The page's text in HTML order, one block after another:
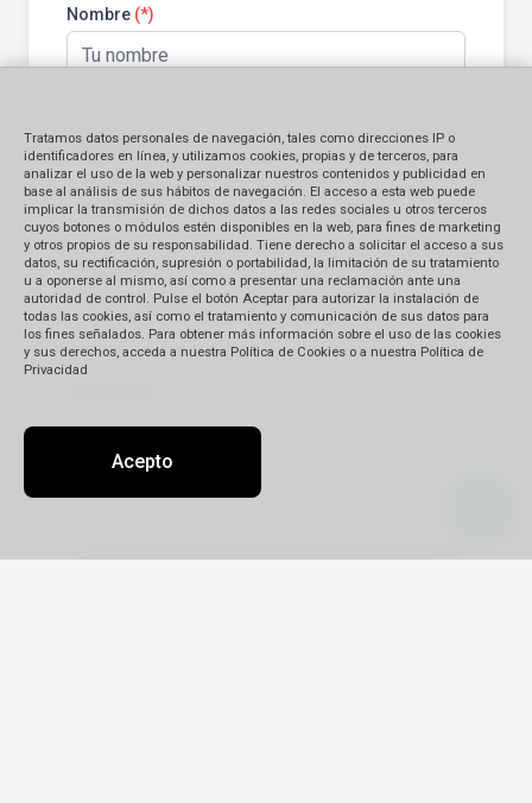
Nombre (*)
Apellido(*)
E-mail(*)
Tratamos datos personales de navegación, tales como direcciones IP o
identificadores en línea, y utilizamos cookies, propias y de terceros, para
analizar el uso de la web y personalizar nuestros contenidos y publicidad en
base al análisis de sus hábitos de navegación. El acceso a esta web puede
implicar la transmisión de dichos datos a las redes sociales u otros terceros
cuyos botones o módulos estén disponibles en la web, para fines de marketing
y otros propios de su responsabilidad. Tiene derecho a solicitar el acceso a sus
datos, su rectificación, supresión o portabilidad, la limitación de su tratamiento
u a oponerse al mismo, así como a presentar una reclamación ante una
autoridad de control. Pulse el botón Aceptar para autorizar la instalación de
todas las cookies, así como el tratamiento y comunicación de sus datos para
los fines señalados. Para obtener más información sobre el uso de las cookies
y sus derechos, acceda a nuestra Política de Cookies o a nuestra Política de
Privacidad
Acepto